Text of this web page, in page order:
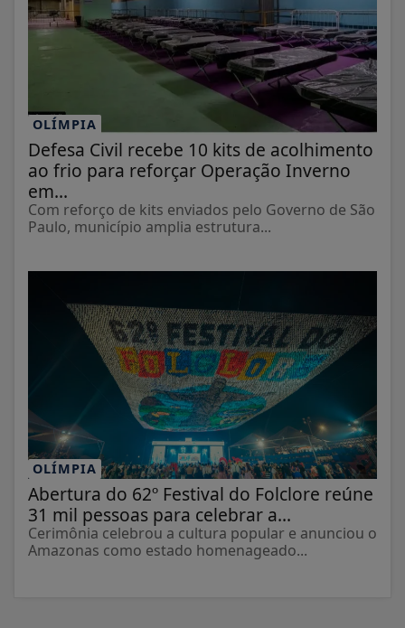
OLÍMPIA
Defesa Civil recebe 10 kits de acolhimento
ao frio para reforçar Operação Inverno
em...
Com reforço de kits enviados pelo Governo de São
Paulo, município amplia estrutura...
OLÍMPIA
Abertura do 62º Festival do Folclore reúne
31 mil pessoas para celebrar a...
Cerimônia celebrou a cultura popular e anunciou o
Amazonas como estado homenageado...